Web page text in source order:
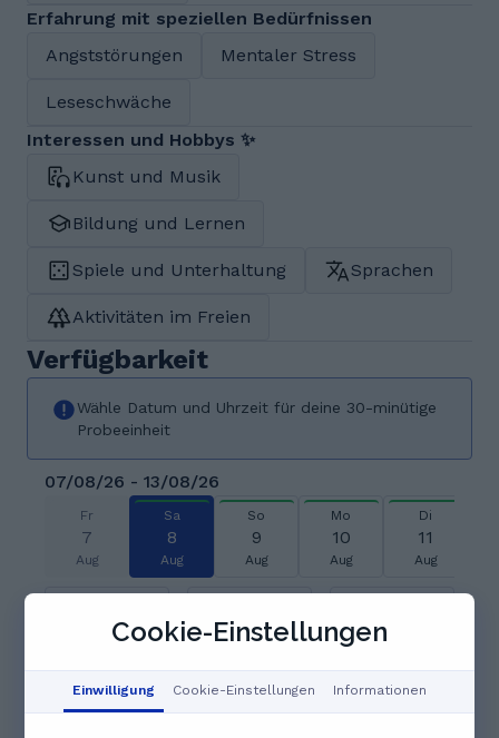
Erfahrung mit speziellen Bedürfnissen
Angststörungen
Mentaler Stress
Leseschwäche
Interessen und Hobbys ✨
Kunst und Musik
Bildung und Lernen
Spiele und Unterhaltung Sprachen
Aktivitäten im Freien
Verfügbarkeit
Wähle Datum und Uhrzeit für deine 30-minütige
Probeeinheit
07/08/26 - 13/08/26
Fr
7
Aug
Sa
8
Aug
So
9
Aug
Mo
10
Aug
Di
11
Aug
08:30 09:00 09:30
Cookie-Einstellungen
Einwilligung Cookie-Einstellungen Informationen